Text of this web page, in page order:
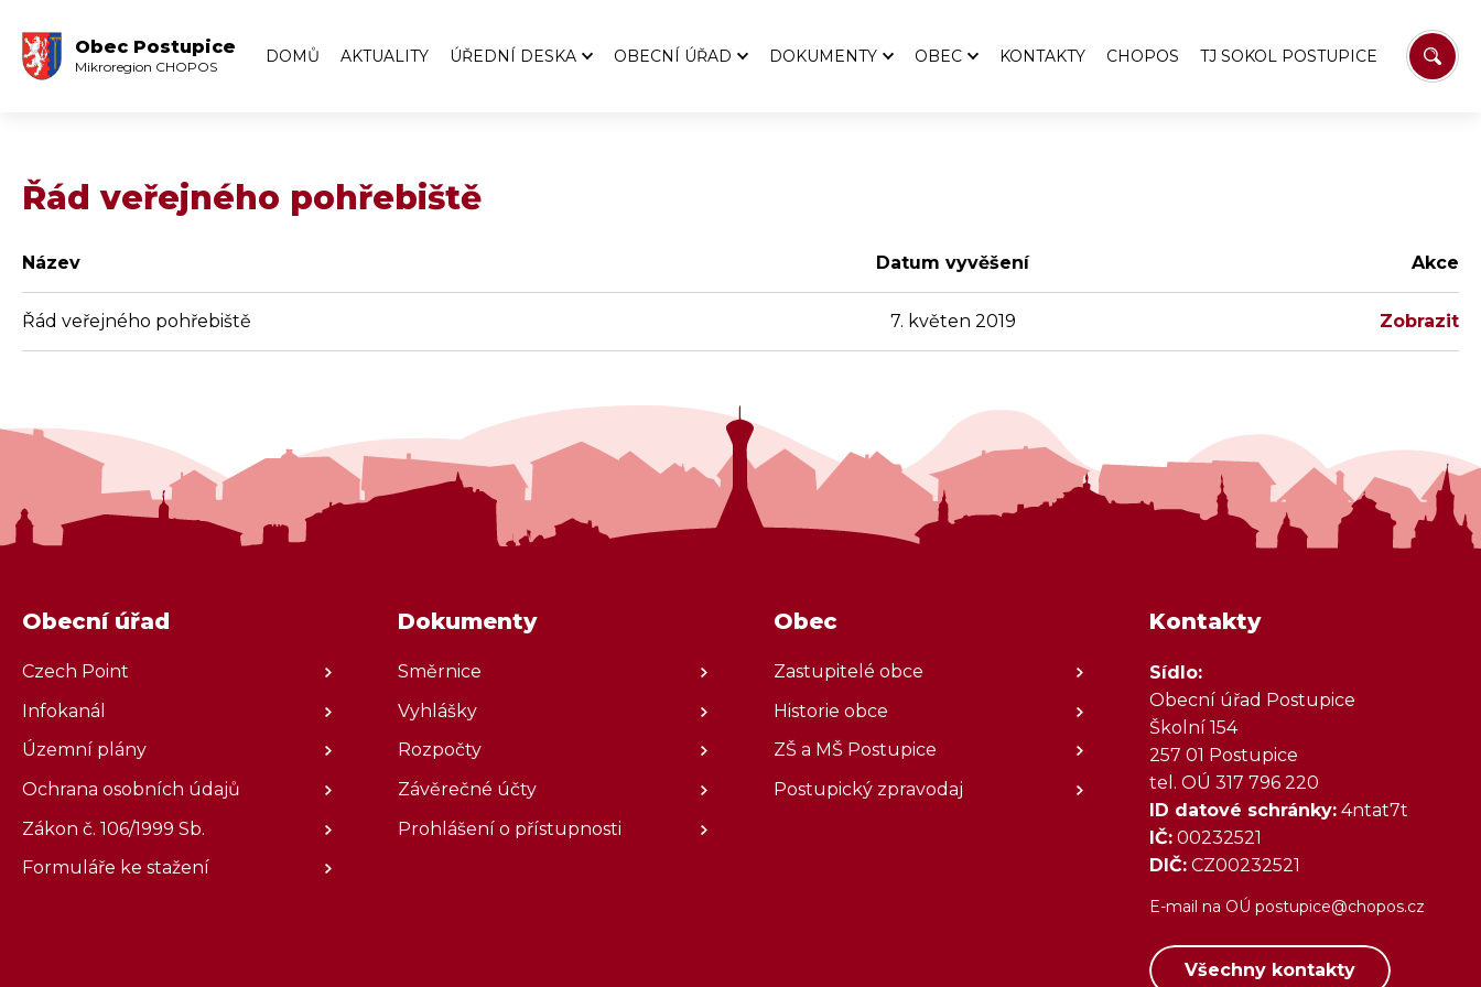
Obec Postupice
Mikroregion CHOPOS
DOMŮ AKTUALITY ÚŘEDNÍ DESKA
Archiv úřední desky do 6/2024
OBECNÍ ÚŘAD
Koordinátor sociální práce
Zákon č. 106/1999 sb.
Ochrana osobních údajů
Sběrný dvůr
DOKUMENTY
Smlouvy a dotace
Záměry
OBEC
Smuteční oznámení
KONTAKTY CHOPOS TJ SOKOL POSTUPICE
Řád veřejného pohřebiště
Název Datum vyvěšení Akce
Řád veřejného pohřebiště 7. květen 2019 Zobrazit
Obecní úřad
Czech Point
Infokanál
Územní plány
Ochrana osobních údajů
Zákon č. 106/1999 Sb.
Formuláře ke stažení
Dokumenty
Směrnice
Vyhlášky
Rozpočty
Závěrečné účty
Prohlášení o přístupnosti
Obec
Zastupitelé obce
Historie obce
ZŠ a MŠ Postupice
Postupický zpravodaj
Kontakty
Sídlo:
Obecní úřad Postupice
Školní 154
257 01 Postupice
tel. OÚ 317 796 220
ID datové schránky: 4ntat7t
IČ: 00232521
DIČ: CZ00232521
E-mail na OÚ postupice@chopos.cz
Všechny kontakty